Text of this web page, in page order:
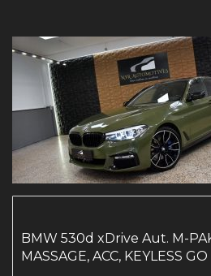
BMW 530d xDrive Aut. M-
MASSAGE, ACC, KEYLESS GO